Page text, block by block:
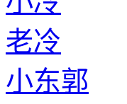
老冷
小东郭